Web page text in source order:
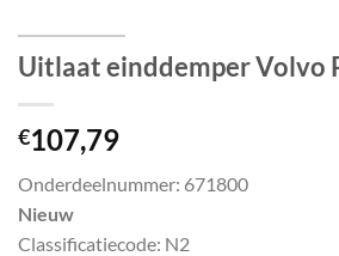
Uitlaat einddemper Volvo
€107,79
Onderdeelnummer: 671800
Nieuw
Classificatiecode: N2